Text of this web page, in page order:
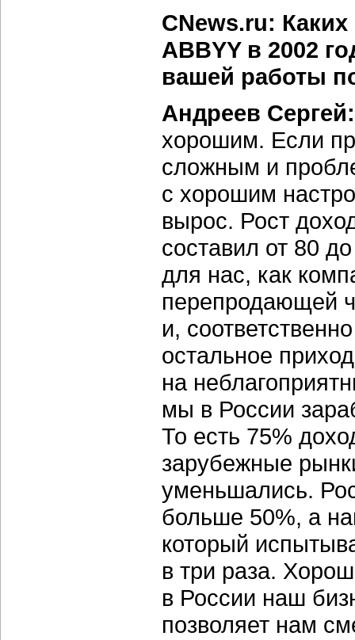
CNews.ru: Каких
ABBYY в 2002
вашей работы
Андреев Сергей:
хорошим. Если
сложным и
с хорошим
вырос. Рост
составил от 80
для нас, как
перепродающей
и,
остальное
на
мы в России
То есть 75%
зарубежные
уменьшались.
больше 50%, а
который
в три раза.
в России наш
позволяет нам